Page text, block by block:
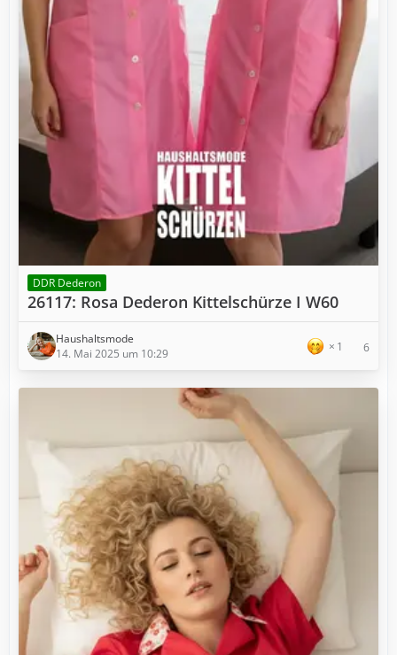
DDR Dederon
26117: Rosa Dederon Kittelschürze I W60
Haushaltsmode
14. Mai 2025 um 10:29
1 6